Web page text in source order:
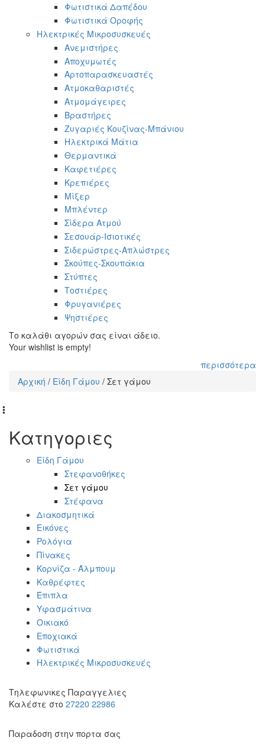
Φωτιστικά Δαπέδου
Φωτιστικά Οροφής
Ηλεκτρικές Μικροσυσκευές
Ανεμιστήρες
Αποχυμωτές
Αρτοπαρασκευαστές
Ατμοκαθαριστές
Ατμομάγειρες
Βραστήρες
Ζυγαριές Κουζίνας-Μπάνιου
Ηλεκτρικά Μάτια
Θερμαντικά
Καφετιέρες
Κρεπιέρες
Μίξερ
Μπλέντερ
Σίδερα Ατμού
Σεσουάρ-Ισιοτικές
Σιδερώστρες-Απλώστρες
Σκούπες-Σκουπάκια
Στύπτες
Τοστιέρες
Φρυγανιέρες
Ψηστιέρες
Το καλάθι αγορών σας είναι άδειο.
Your wishlist is empty!
περισσότερα
Είστε εδώ
Αρχική / Είδη Γάμου / Σετ γάμου
Κατηγοριες
Είδη Γάμου
Στεφανοθήκες
Σετ γάμου
Στέφανα
Διακοσμητικά
Εικόνες
Ρολόγια
Πίνακες
Κορνίζα - Άλμπουμ
Καθρέφτες
Έπιπλα
Υφασμάτινα
Οικιακό
Εποχιακά
Φωτιστικά
Ηλεκτρικές Μικροσυσκευές
Τηλεφωνικες Παραγγελιες
Καλέστε στο 27220 22986
Παραδοση στην πορτα σας